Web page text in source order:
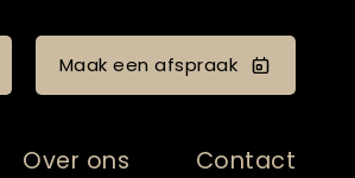
Maak een afspraak
Over ons Contact